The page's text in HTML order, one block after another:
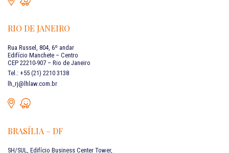
RIO DE JANEIRO
Rua Russel, 804, 6º andar
Edifício Manchete – Centro
CEP 22210-907 – Rio de Janeiro
Tel.: +55 (21) 2210 3138
lh_rj@lhlaw.com.br
BRASÍLIA – DF
SH/SUL, Edifício Business Center Tower,